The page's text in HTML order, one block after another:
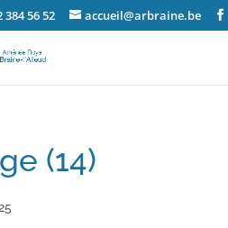
384 56 52 accueil@arbraine.be
(14)